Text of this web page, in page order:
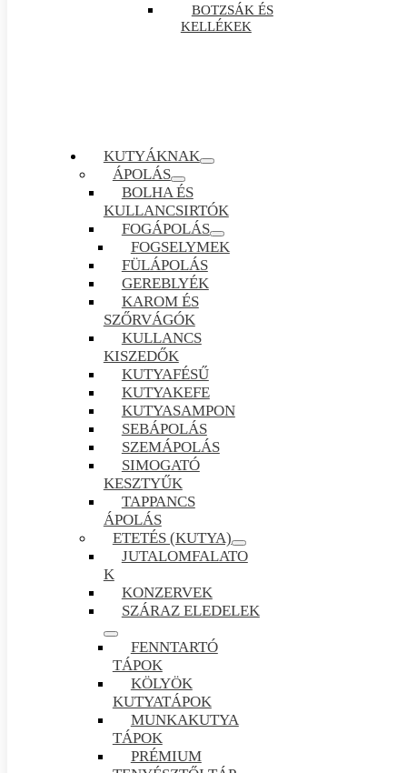
BOTZSÁK ÉS
KELLÉKEK
KUTYÁKNAK
ÁPOLÁS
BOLHA ÉS
KULLANCSIRTÓK
FOGÁPOLÁS
FOGSELYMEK
FÜLÁPOLÁS
GEREBLYÉK
KAROM ÉS
SZŐRVÁGÓK
KULLANCS
KISZEDŐK
KUTYAFÉSŰ
KUTYAKEFE
KUTYASAMPON
SEBÁPOLÁS
SZEMÁPOLÁS
SIMOGATÓ
KESZTYŰK
TAPPANCS
ÁPOLÁS
ETETÉS (KUTYA)
JUTALOMFALATO
K
KONZERVEK
SZÁRAZ ELEDELEK
FENNTARTÓ
TÁPOK
KÖLYÖK
KUTYATÁPOK
MUNKAKUTYA
TÁPOK
PRÉMIUM